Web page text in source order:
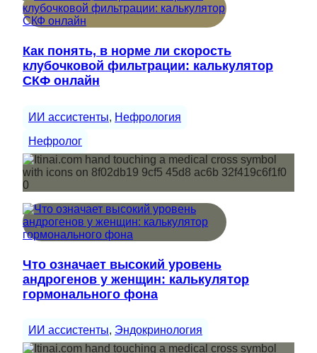
Как понять, в норме ли скорость
клубочковой фильтрации: калькулятор
СКФ онлайн
ИИ ассистенты, Нефрология
Нефролог
Что означает высокий уровень
андрогенов у женщин: калькулятор
гормонального фона
ИИ ассистенты, Эндокринология